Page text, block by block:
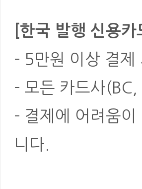
[한국 발행 신용카
- 5만원 이상 결제
- 모든 카드사
- 결제에 어려움
니다.